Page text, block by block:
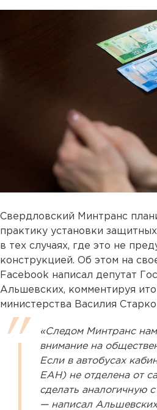
Свердловский Минтранс
практику установки
в тех случаях, где это не
конструкцией. Об этом на
Facebook написал депутат
Альшевских, комментируя
министерства Василия
«Следом Минтранс
внимание на
Если в автобусах
ЕАН) не отделена от
сделать аналогичную
— написал